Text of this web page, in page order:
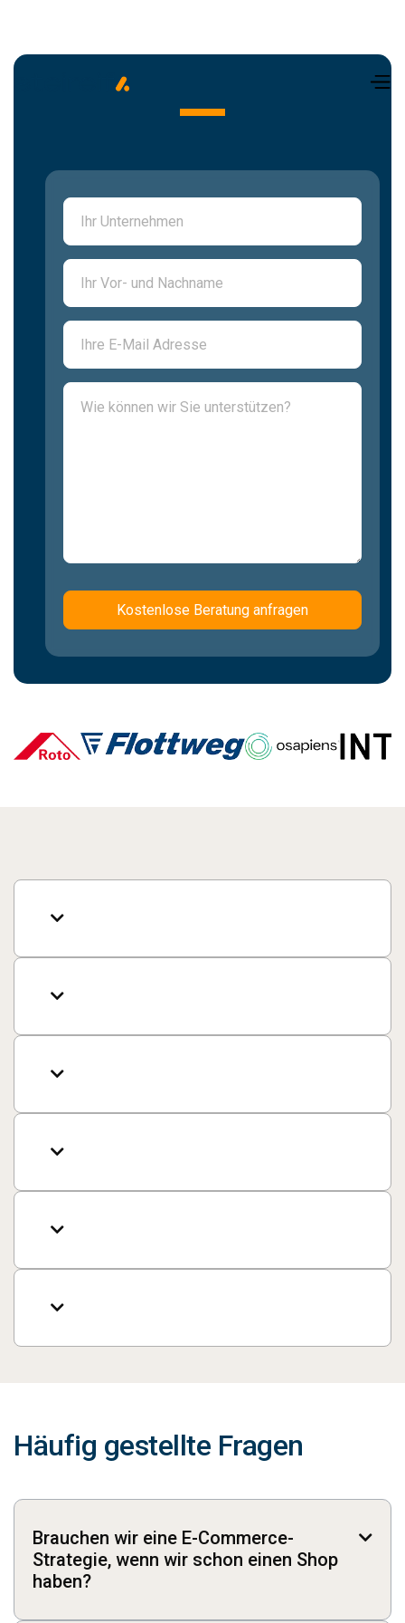






Häufig gestellte Fragen
Brauchen wir eine E-Commerce-
Strategie, wenn wir schon einen Shop
haben?
